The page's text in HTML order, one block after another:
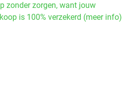
zonder zorgen, want jouw
is 100% verzekerd (meer info)